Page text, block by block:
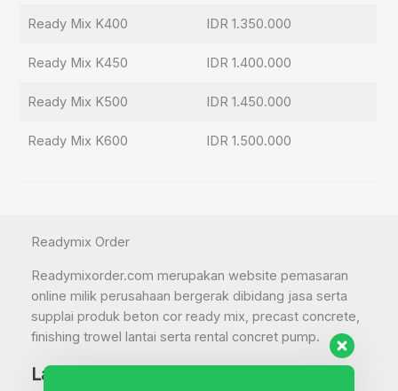
Ready Mix K400 IDR 1.350.000
Ready Mix K450 IDR 1.400.000
Ready Mix K500 IDR 1.450.000
Ready Mix K600 IDR 1.500.000
Readymix Order
Readymixorder.com merupakan website pemasaran
online milik perusahaan bergerak dibidang jasa serta
supplai produk beton cor ready mix, precast concrete,
finishing trowel lantai serta rental concret pump.
Layanan